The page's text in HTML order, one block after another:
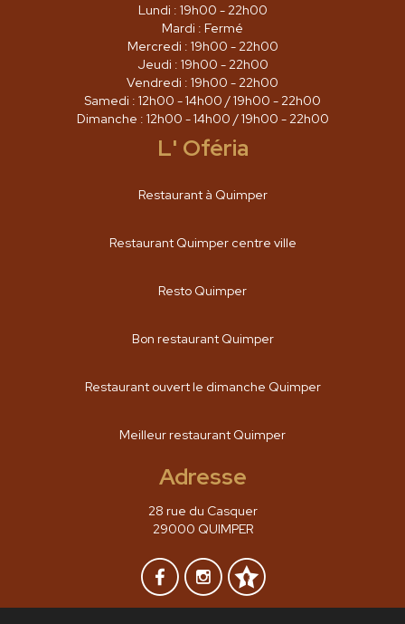
Lundi : 19h00 - 22h00
Mardi : Fermé
Mercredi : 19h00 - 22h00
Jeudi : 19h00 - 22h00
Vendredi : 19h00 - 22h00
Samedi : 12h00 - 14h00 / 19h00 - 22h00
Dimanche : 12h00 - 14h00 / 19h00 - 22h00
L' Oféria
Restaurant à Quimper
Restaurant Quimper centre ville
Resto Quimper
Bon restaurant Quimper
Restaurant ouvert le dimanche Quimper
Meilleur restaurant Quimper
Adresse
28 rue du Casquer
29000 QUIMPER